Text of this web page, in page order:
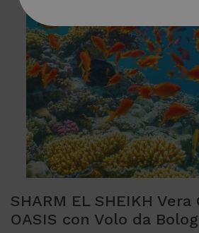
SHARM EL SHEIKH Vera
OASIS con Volo da